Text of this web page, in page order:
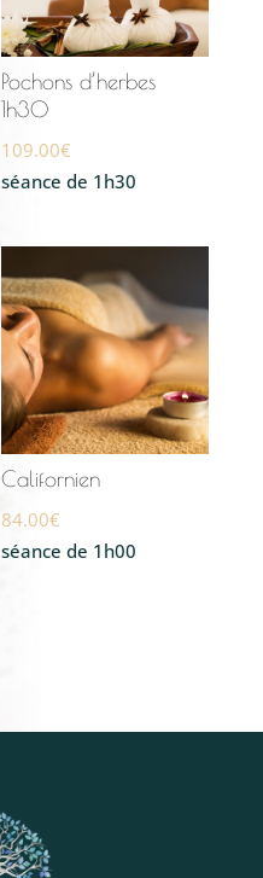
Pochons d’herbes
1h30
109.00€
séance de 1h30
Californien
84.00€
séance de 1h00